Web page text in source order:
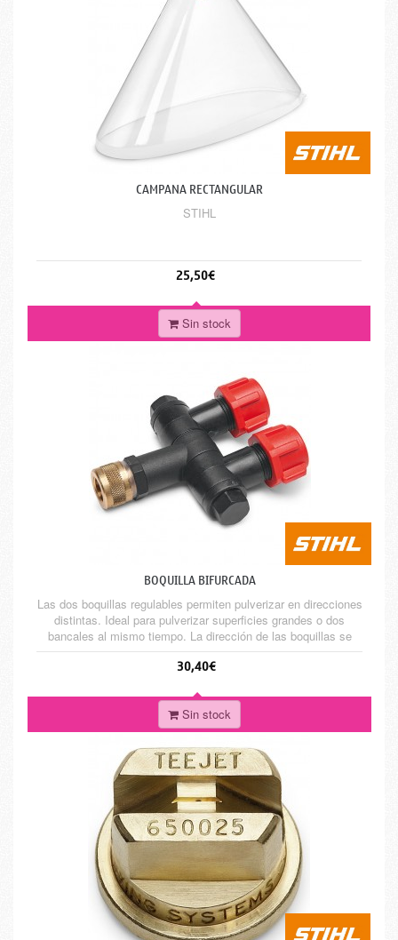
CAMPANA RECTANGULAR
STIHL
25,50€
Sin stock
BOQUILLA BIFURCADA
Las dos boquillas regulables permiten pulverizar en direcciones
distintas. Ideal para pulverizar superficies grandes o dos
bancales al mismo tiempo. La dirección de las boquillas se
ajusta individualmente. Para SG 21, SG 31, SG 51 y SG 71.
30,40€
Sin stock